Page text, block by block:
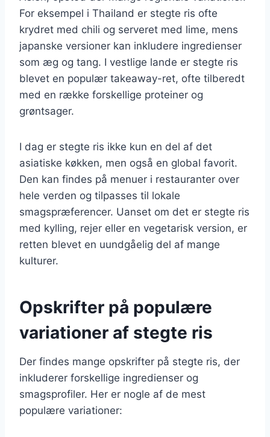
For eksempel i Thailand er stegte ris ofte
krydret med chili og serveret med lime, mens
japanske versioner kan inkludere ingredienser
som æg og tang. I vestlige lande er stegte ris
blevet en populær takeaway-ret, ofte tilberedt
med en række forskellige proteiner og
grøntsager.
I dag er stegte ris ikke kun en del af det
asiatiske køkken, men også en global favorit.
Den kan findes på menuer i restauranter over
hele verden og tilpasses til lokale
smagspræferencer. Uanset om det er stegte ris
med kylling, rejer eller en vegetarisk version, er
retten blevet en uundgåelig del af mange
kulturer.
Opskrifter på populære
variationer af stegte ris
Der findes mange opskrifter på stegte ris, der
inkluderer forskellige ingredienser og
smagsprofiler. Her er nogle af de mest
populære variationer: